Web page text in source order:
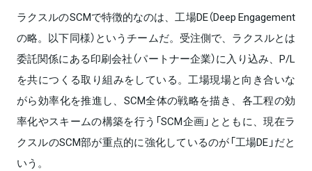
ラクスルのSCMで特徴的なのは、工場DE（Deep Engagement
の略。以下同様）というチームだ。受注側で、ラクスルとは
委託関係にある印刷会社（パートナー企業）に入り込み、P/L
を共につくる取り組みをしている。工場現場と向き合いな
がら効率化を推進し、SCM全体の戦略を描き、各工程の効
率化やスキームの構築を行う「SCM企画」とともに、現在ラ
クスルのSCM部が重点的に強化しているのが「工場DE」だと
いう。